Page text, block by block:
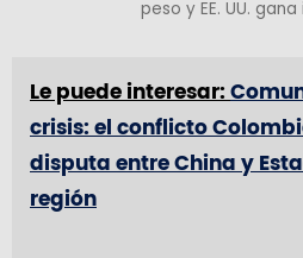
peso y EE. UU.
Le puede interesar:
crisis: el conflicto
disputa entre China y
región